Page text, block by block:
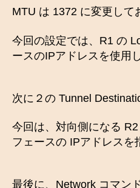
MTU は 1372 に変更して
今回の設定では、R1 の
ースのIPアドレスを使用
次に２の Tunnel
今回は、対向側になる
フェースの IPアドレスを
最後に、Network コマン